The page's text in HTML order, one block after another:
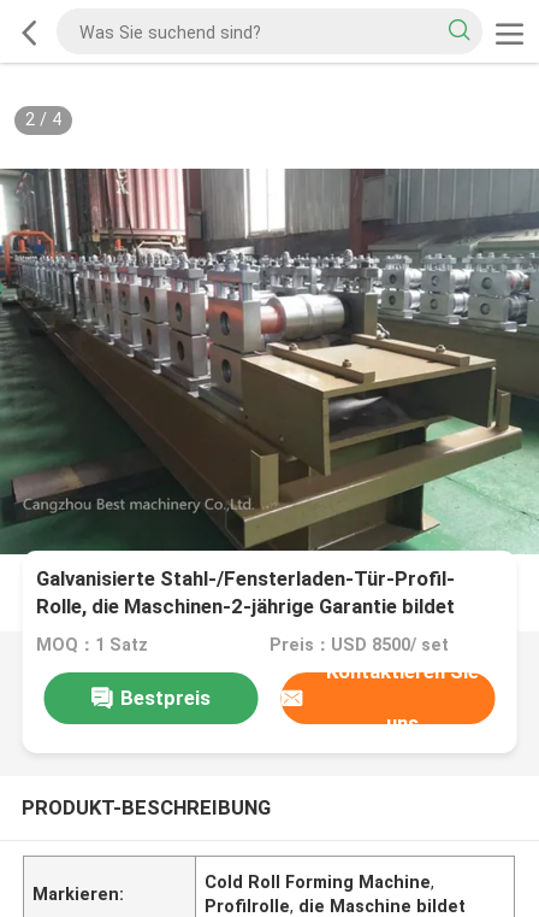
2/ 4
Galvanisierte Stahl-/Fensterladen-Tür-Profil-
Rolle, die Maschinen-2-jährige Garantie bildet
MOQ：1 Satz Preis：USD 8500/ set
Bestpreis
Kontaktieren Sie
uns
PRODUKT-BESCHREIBUNG
Markieren:
Cold Roll Forming Machine,
Profilrolle, die Maschine bildet